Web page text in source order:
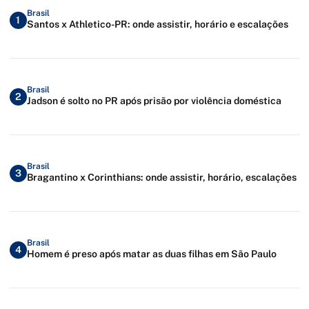
1
Brasil
Santos x Athletico-PR: onde assistir, horário e escalações
2
Brasil
Jadson é solto no PR após prisão por violência doméstica
3
Brasil
Bragantino x Corinthians: onde assistir, horário, escalações
4
Brasil
Homem é preso após matar as duas filhas em São Paulo